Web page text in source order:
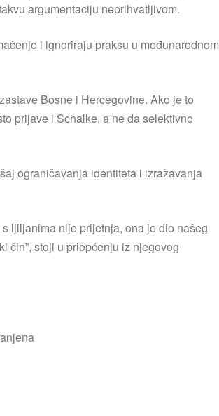
argumentaciju neprihvatljivom.
i ignoriraju praksu u međunarodnom
Bosne i Hercegovine. Ako je to
prijave i Schalke, a ne da selektivno
ograničavanja identiteta i izražavanja
ljiljanima nije prijetnja, ona je dio našeg
čin”, stoji u priopćenju iz njegovog